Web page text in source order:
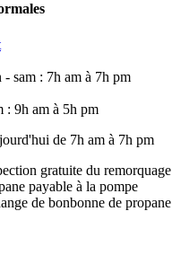
- sam : 7h am à 7h pm
: 9h am à 5h pm
de 7h am à 7h pm
gratuite du remorquage
payable à la pompe
de bonbonne de propane